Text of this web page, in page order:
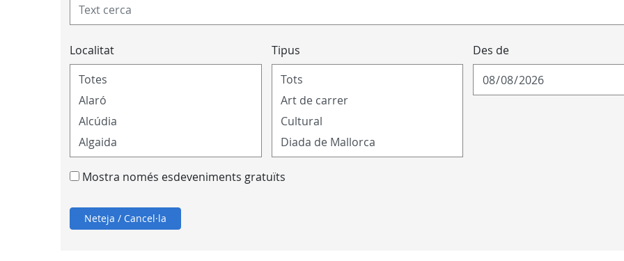
Localitat Tipus Des de
Mostra només esdeveniments gratuïts
Neteja / Cancel·la